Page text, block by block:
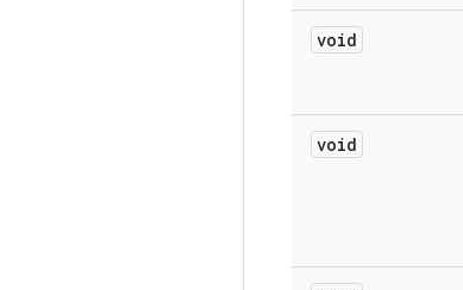
void
void